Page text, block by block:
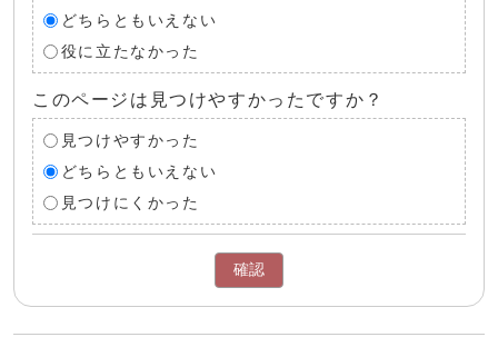
どちらともいえない
役に立たなかった
このページは見つけやすかったですか？
見つけやすかった
どちらともいえない
見つけにくかった
確認